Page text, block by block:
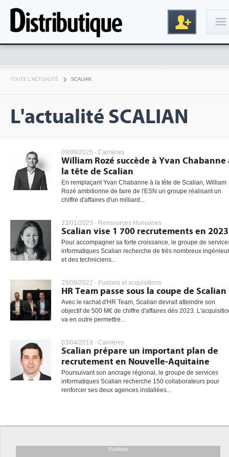
Inscription
TOUTE L'ACTUALITÉ SCALIAN
L'actualité SCALIAN
09/09/2025 - Carrières
William Rozé succède à Yvan Chabanne
la tête de Scalian
En remplaçant Yvan Chabanne à la tête de Scalian, William
Rozé ambitionne de faire de l'ESN un groupe réalisant un
chiffre d'affaires d'un milliard...
23/01/2023 - Ressources Humaines
Scalian vise 1 700 recrutements en 2023
Pour accompagner sa forte croissance, le groupe de
informatiques Scalian recherche de très nombreux
et des techniciens...
29/09/2022 - Fusions et acquisitions
HR Team passe sous la coupe de Scalian
Avec le rachat d'HR Team, Scalian devrait atteindre son
objectif de 500 M€ de chiffre d'affaires dès 2023.
va en outre permettre...
03/04/2019 - Carrières
Scalian prépare un important plan de
recrutement en Nouvelle-Aquitaine
Poursuivant son ancrage régional, le groupe de services
informatiques Scalian recherche 150 collaborateurs pour
renforcer ses deux agences installées...
Publicité